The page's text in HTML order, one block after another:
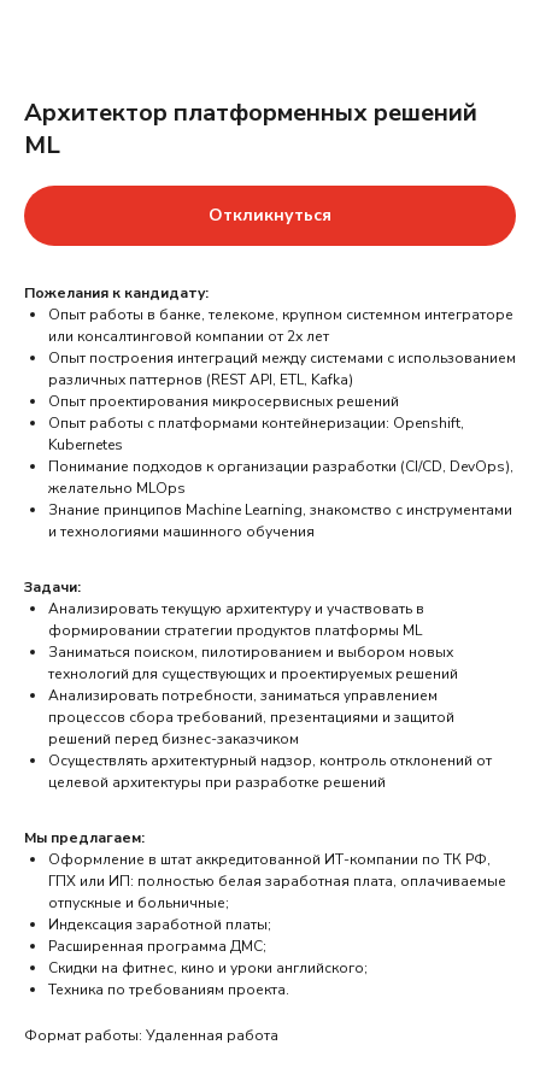
Архитектор платформенных решений
ML
Откликнуться
Пожелания к кандидату:
Опыт работы в банке, телекоме, крупном системном интеграторе
или консалтинговой компании от 2х лет
Опыт построения интеграций между системами с использованием
различных паттернов (REST API, ETL, Kafka)
Опыт проектирования микросервисных решений
Опыт работы с платформами контейнеризации: Openshift,
Kubernetes
Понимание подходов к организации разработки (CI/CD, DevOps),
желательно MLOps
Знание принципов Machine Learning, знакомство с инструментами
и технологиями машинного обучения
Задачи:
Анализировать текущую архитектуру и участвовать в
формировании стратегии продуктов платформы ML
Заниматься поиском, пилотированием и выбором новых
технологий для существующих и проектируемых решений
Анализировать потребности, заниматься управлением
процессов сбора требований, презентациями и защитой
решений перед бизнес-заказчиком
Осуществлять архитектурный надзор, контроль отклонений от
целевой архитектуры при разработке решений
Мы предлагаем:
Оформление в штат аккредитованной ИТ-компании по ТК РФ,
ГПХ или ИП: полностью белая заработная плата, оплачиваемые
отпускные и больничные;
Индексация заработной платы;
Расширенная программа ДМС;
Скидки на фитнес, кино и уроки английского;
Техника по требованиям проекта.
Формат работы: Удаленная работа